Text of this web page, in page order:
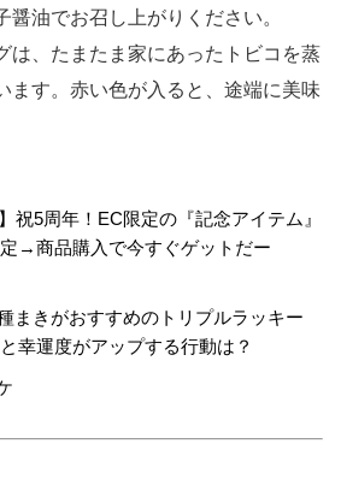
醤油でお召し上がりください。
は、たまたま家にあったトビコを蒸
ます。赤い色が入ると、途端に美味
祝5周年！EC限定の『記念アイテム』
→商品購入で今すぐゲットだー
まきがおすすめのトリプルラッキー
幸運度がアップする行動は？